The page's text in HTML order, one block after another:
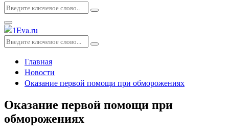
Искать:
Поиск
Основное
меню
Искать:
Поиск
Главная
Новости
Оказание первой помощи при обморожениях
Оказание первой помощи при
обморожениях